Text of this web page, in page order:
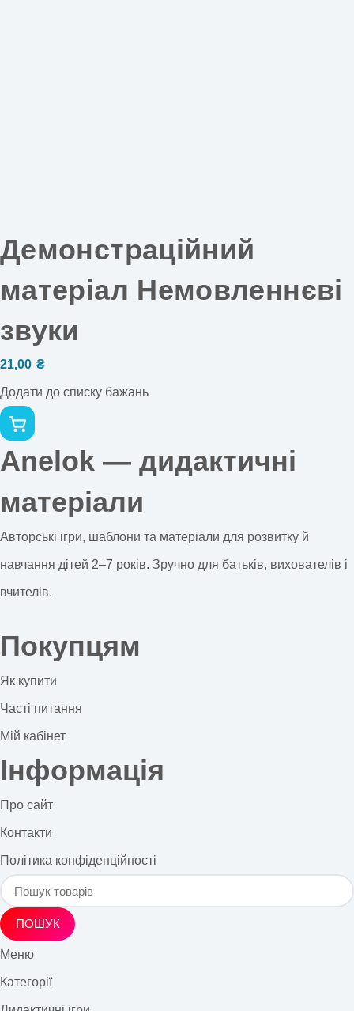
Демонстраційний
матеріал Немовленнєві
звуки
21,00 ₴
Додати до списку бажань
Anelok — дидактичні
матеріали
Авторські ігри, шаблони та матеріали для розвитку й
навчання дітей 2–7 років. Зручно для батьків, вихователів і
вчителів.
Покупцям
Як купити
Часті питання
Мій кабінет
Інформація
Про сайт
Контакти
Політика конфіденційності
ПОШУК
Меню
Категорії